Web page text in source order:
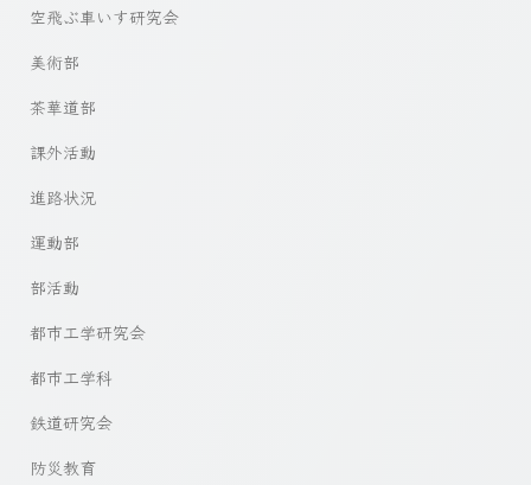
空飛ぶ車いす研究会
美術部
茶華道部
課外活動
進路状況
運動部
部活動
都市工学研究会
都市工学科
鉄道研究会
防災教育